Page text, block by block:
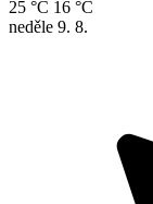
25 °C 16 °C
neděle 9. 8.